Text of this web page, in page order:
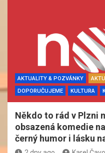
AKTUALITY & POZVÁNKY
DOPORUČUJEME
KULTURA
Někdo to rád v Plzni
obsazená komedie
černý humor i lásku